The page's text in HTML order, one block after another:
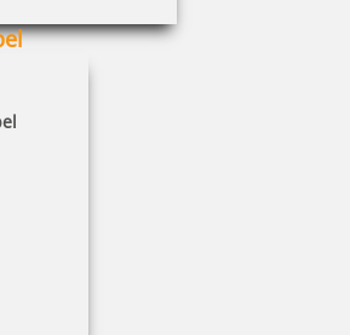
2800 Textstempel 68x49 mm